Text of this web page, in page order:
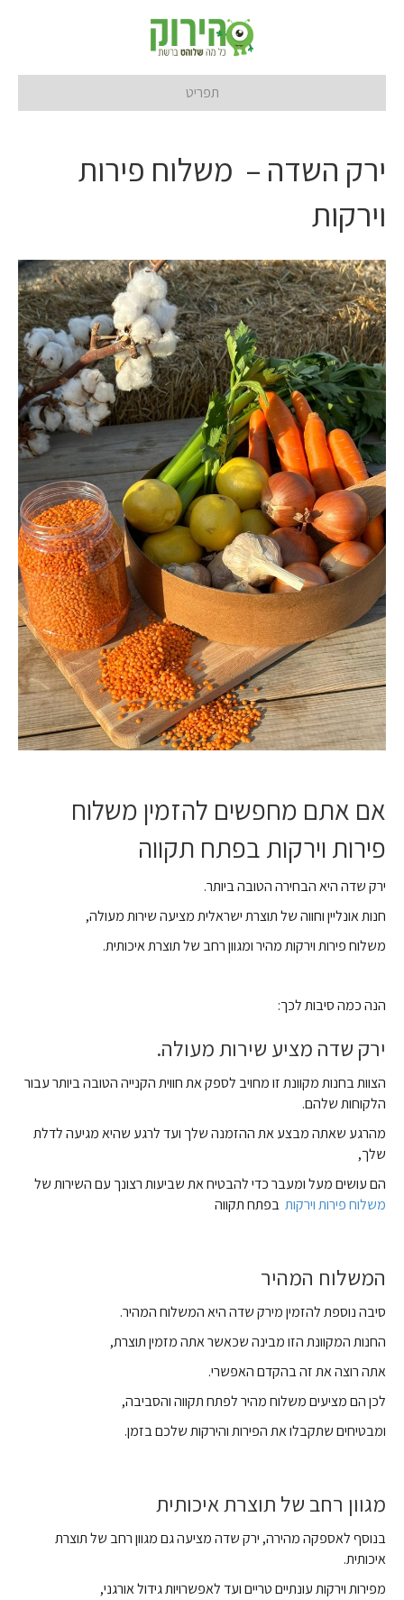
תפריט
ירק השדה – משלוח פירות
וירקות
אם אתם מחפשים להזמין משלוח
פירות וירקות בפתח תקווה
ירק שדה היא הבחירה הטובה ביותר.
חנות אונליין וחווה של תוצרת ישראלית מציעה שירות מעולה,
משלוח פירות וירקות מהיר ומגוון רחב של תוצרת איכותית.
הנה כמה סיבות לכך:
ירק שדה מציע שירות מעולה.
הצוות בחנות מקוונת זו מחויב לספק את חווית הקנייה הטובה ביותר עבור
הלקוחות שלהם.
מהרגע שאתה מבצע את ההזמנה שלך ועד לרגע שהיא מגיעה לדלת
שלך,
הם עושים מעל ומעבר כדי להבטיח את שביעות רצונך עם השירות של
משלוח פירות וירקות בפתח תקווה
המשלוח המהיר
סיבה נוספת להזמין מירק שדה היא המשלוח המהיר.
החנות המקוונת הזו מבינה שכאשר אתה מזמין תוצרת,
אתה רוצה את זה בהקדם האפשרי.
לכן הם מציעים משלוח מהיר לפתח תקווה והסביבה,
ומבטיחים שתקבלו את הפירות והירקות שלכם בזמן.
מגוון רחב של תוצרת איכותית
בנוסף לאספקה מהירה, ירק שדה מציעה גם מגוון רחב של תוצרת
איכותית.
מפירות וירקות עונתיים טריים ועד לאפשרויות גידול אורגני,